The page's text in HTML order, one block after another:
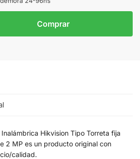
Comprar
Hikvision Tipo Torreta fija
2 MP es un producto original con
calidad.